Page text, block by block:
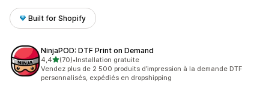
Built for Shopify
NinjaPOD: DTF Print on Demand
4,4étoile(s) sur 5
(70)
70 avis au total
•Installation gratuite
Vendez plus de 2 500 produits d’impression à la demande DTF
personnalisés, expédiés en dropshipping